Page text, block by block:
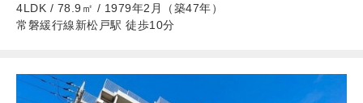
4LDK / 78.9㎡ / 1979年2月（築47年）
常磐緩行線新松戸駅 徒歩10分